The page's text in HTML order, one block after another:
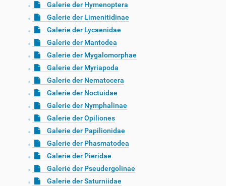
Galerie der Hymenoptera
Galerie der Limenitidinae
Galerie der Lycaenidae
Galerie der Mantodea
Galerie der Mygalomorphae
Galerie der Myriapoda
Galerie der Nematocera
Galerie der Noctuidae
Galerie der Nymphalinae
Galerie der Opiliones
Galerie der Papilionidae
Galerie der Phasmatodea
Galerie der Pieridae
Galerie der Pseudergolinae
Galerie der Saturniidae